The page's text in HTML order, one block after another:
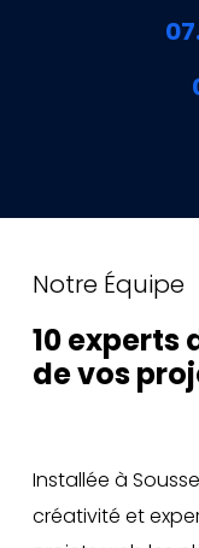
Notre Équipe
10 experts
de vos
Installée à
créativité et